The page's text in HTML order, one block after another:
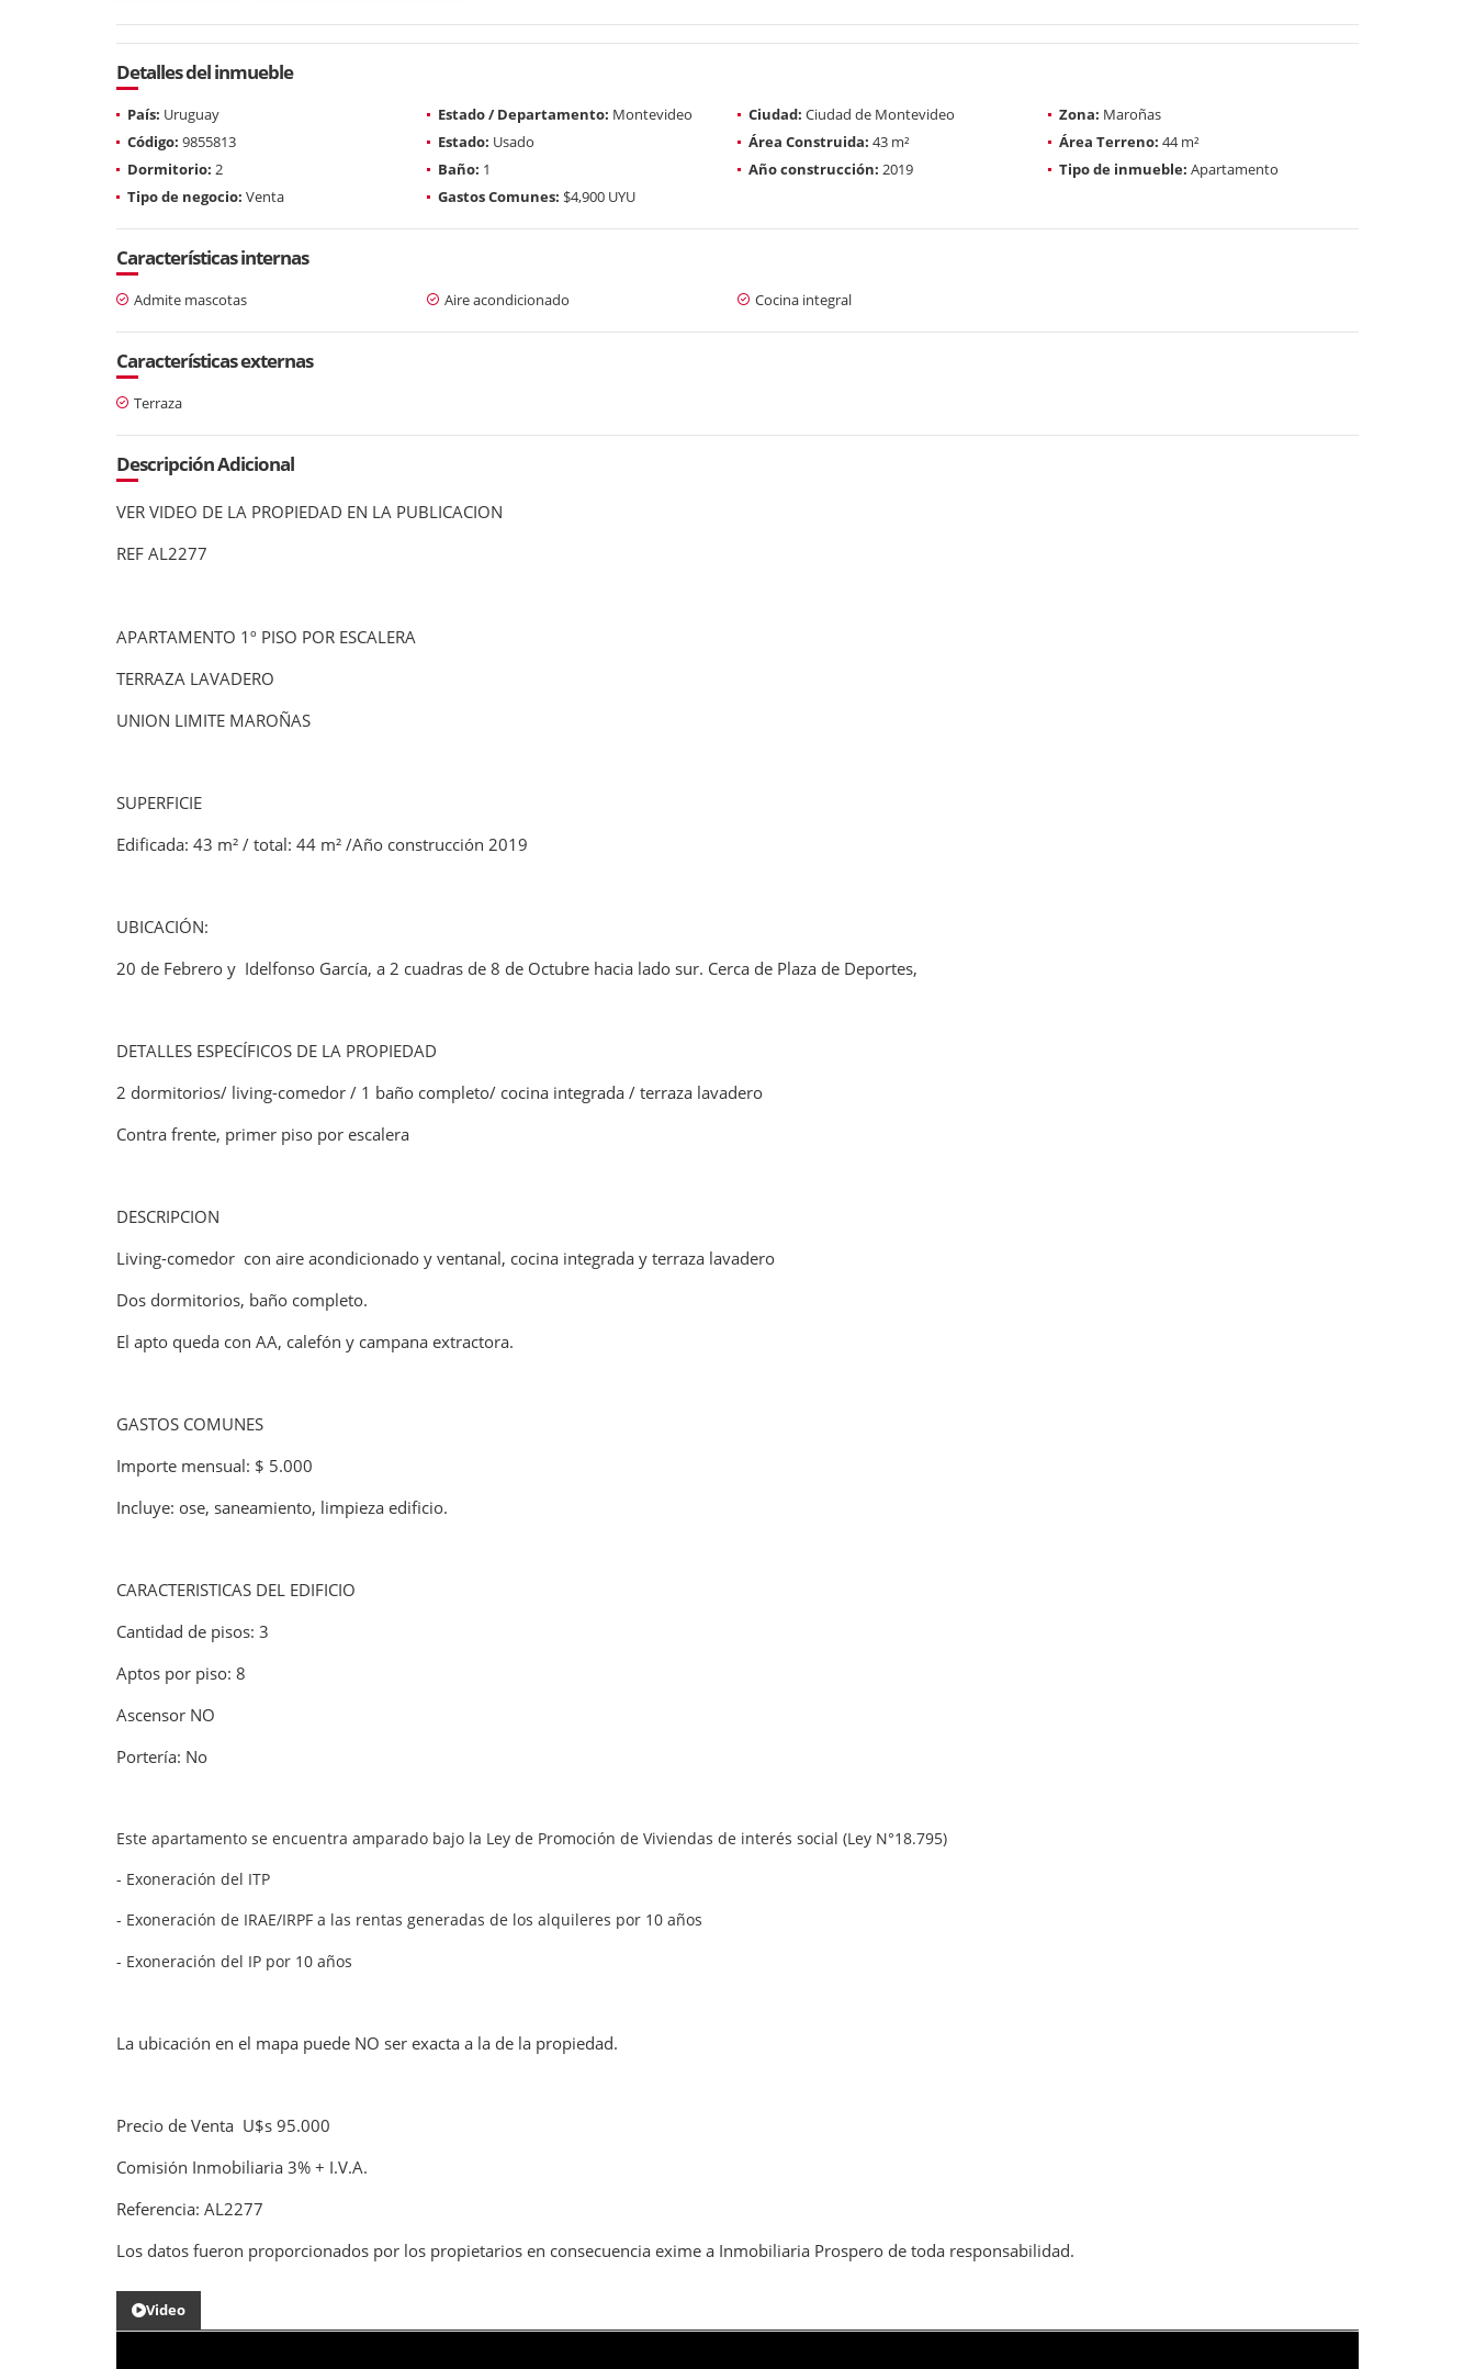
Detalles del inmueble
País: Uruguay Estado / Departamento: Montevideo Ciudad: Ciudad de Montevideo Zona: Maroñas
Código: 9855813 Estado: Usado Área Construida: 43 m² Área Terreno: 44 m²
Dormitorio: 2 Baño: 1 Año construcción: 2019 Tipo de inmueble: Apartamento
Tipo de negocio: Venta Gastos Comunes: $4,900 UYU
Características internas
Admite mascotas Aire acondicionado Cocina integral
Características externas
Terraza
Descripción Adicional
VER VIDEO DE LA PROPIEDAD EN LA PUBLICACION
REF AL2277
APARTAMENTO 1º PISO POR ESCALERA
TERRAZA LAVADERO
UNION LIMITE MAROÑAS
SUPERFICIE
Edificada: 43 m² / total: 44 m² /Año construcción 2019
UBICACIÓN:
20 de Febrero y Idelfonso García, a 2 cuadras de 8 de Octubre hacia lado sur. Cerca de Plaza de Deportes,
DETALLES ESPECÍFICOS DE LA PROPIEDAD
2 dormitorios/ living-comedor / 1 baño completo/ cocina integrada / terraza lavadero
Contra frente, primer piso por escalera
DESCRIPCION
Living-comedor con aire acondicionado y ventanal, cocina integrada y terraza lavadero
Dos dormitorios, baño completo.
El apto queda con AA, calefón y campana extractora.
GASTOS COMUNES
Importe mensual: $ 5.000
Incluye: ose, saneamiento, limpieza edificio.
CARACTERISTICAS DEL EDIFICIO
Cantidad de pisos: 3
Aptos por piso: 8
Ascensor NO
Portería: No
Este apartamento se encuentra amparado bajo la Ley de Promoción de Viviendas de interés social (Ley N°18.795)
- Exoneración del ITP
- Exoneración de IRAE/IRPF a las rentas generadas de los alquileres por 10 años
- Exoneración del IP por 10 años
La ubicación en el mapa puede NO ser exacta a la de la propiedad.
Precio de Venta U$s 95.000
Comisión Inmobiliaria 3% + I.V.A.
Referencia: AL2277
Los datos fueron proporcionados por los propietarios en consecuencia exime a Inmobiliaria Prospero de toda responsabilidad.
Video